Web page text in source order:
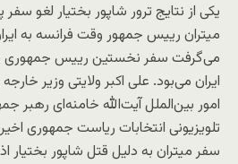
یکی از نتایج ترور شاپور بختیار لغو
میتران رییس جمهور وقت فرانسه به
می‌گرفت سفر نخستین رییس جمهوری
ایران می‌بود. علی اکبر ولایتی وزیر
امور بین‌الملل آیت‌الله خامنه‌ای رهبر
تلویزیونی انتخابات ریاست جمهوری
سفر میتران به دلیل قتل شاپور بختیار